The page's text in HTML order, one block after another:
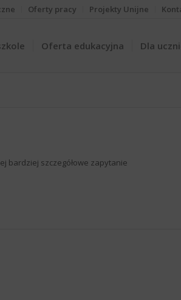
Oferty pracy Projekty Unijne
Oferta edukacyjna Dla
bardziej szczegółowe zapytanie